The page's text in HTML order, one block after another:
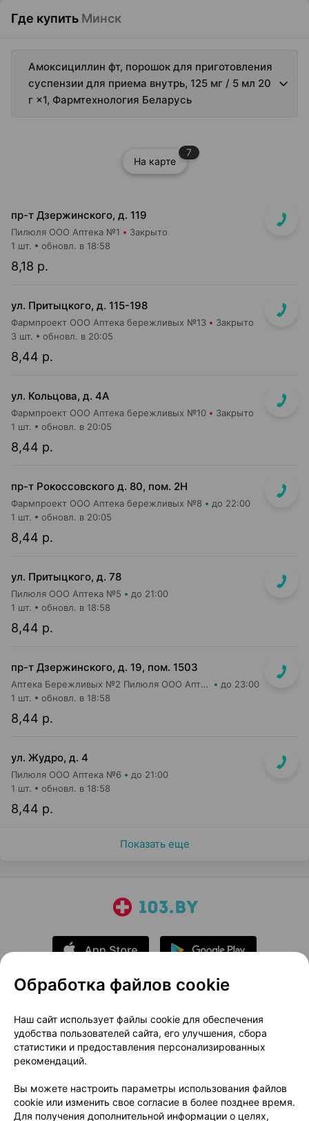
Где купить Минск
Амоксициллин фт, порошок для приготовления
суспензии для приема внутрь, 125 мг / 5 мл 20
г ×1, Фармтехнология Беларусь
На карте
7
пр-т Дзержинского, д. 119
Пилюля ООО Аптека №1 Закрыто
8,18 р.
1 шт. обновл. в 18:58
ул. Притыцкого, д. 115-198
Фармпроект ООО Аптека бережливых №13 Закрыто
8,44 р.
3 шт. обновл. в 20:05
ул. Кольцова, д. 4А
Фармпроект ООО Аптека бережливых №10 Закрыто
8,44 р.
1 шт. обновл. в 20:05
пр-т Рокоссовского д. 80, пом. 2Н
Фармпроект ООО Аптека бережливых №8 до 22:00
8,44 р.
1 шт. обновл. в 20:05
ул. Притыцкого, д. 78
Пилюля ООО Аптека №5 до 21:00
8,44 р.
1 шт. обновл. в 18:58
пр-т Дзержинского, д. 19, пом. 1503
Аптека Бережливых №2 Пилюля ООО Аптека до 23:00
8,44 р.
1 шт. обновл. в 18:58
ул. Жудро, д. 4
Пилюля ООО Аптека №6 до 21:00
8,44 р.
1 шт. обновл. в 18:58
Показать еще
О проекте
Новости проекта
Размещение рекламы
Медицинский маркетинг
Публичный договор
Доставка
Способы оплаты
Вакансии
Партнеры
Написать руководителю 103.by
Обработка файлов cookie
Наш сайт использует файлы cookie для обеспечения
удобства пользователей сайта, его улучшения, сбора
статистики и предоставления персонализированных
рекомендаций.
Вы можете настроить параметры использования файлов
cookie или изменить свое согласие в более позднее время.
Для получения дополнительной информации о целях,